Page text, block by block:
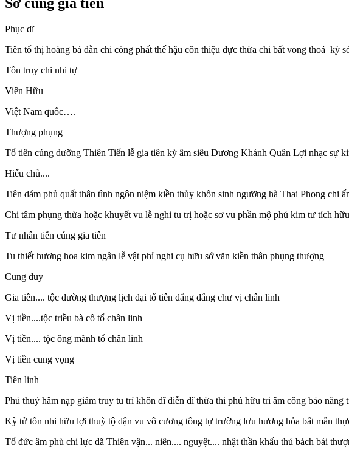
Sớ cúng gia tiên
Phục dĩ
Tiên tổ thị hoàng bá dẫn chi công phất thế hậu côn thiệu dực thừa chi bất vong thoả kỳ
Tôn truy chi nhi tự
Viên Hữu
Việt Nam quốc….
Thượng phụng
Tổ tiên cúng dưỡng Thiên Tiến lễ gia tiên kỳ âm siêu Dương Khánh Quân Lợi nhạc sự
Hiếu chủ....
Tiên dám phủ quất thân tình ngôn niệm kiền thủy khôn sinh ngưỡng hà Thai Phong chi
Chi tâm phụng thừa hoặc khuyết vu lễ nghi tu trị hoặc sơ vu phần mộ phủ kim tư tích
Tư nhân tiến cúng gia tiên
Tu thiết hương hoa kim ngân lễ vật phỉ nghi cụ hữu sớ văn kiền thân phụng thượng
Cung duy
Gia tiên.... tộc đường thượng lịch đại tổ tiên đẳng đẳng chư vị chân linh
Vị tiền....tộc triều bà cô tổ chân linh
Vị tiền.... tộc ông mãnh tổ chân linh
Vị tiền cung vọng
Tiên linh
Phủ thuỷ hâm nạp giám truy tu trí khôn dĩ diễn dĩ thừa thi phủ hữu tri âm công bảo năng
Kỳ tử tôn nhi hữu lợi thuỳ tộ dận vu vô cương tông tự trường lưu hương hỏa bất mẫn
Tổ đức âm phù chi lực dã Thiên vận... niên.... nguyệt.... nhật thần khấu thủ bách bái